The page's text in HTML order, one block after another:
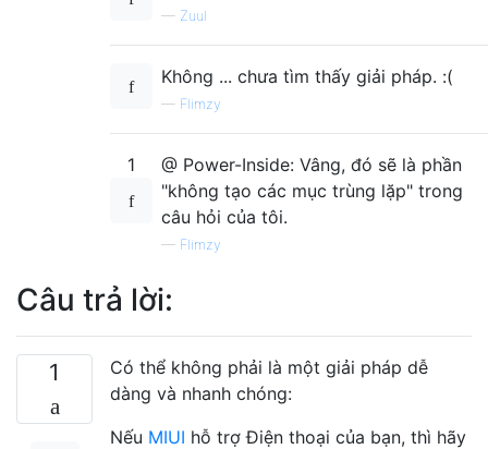
— Zuul
Không ... chưa tìm thấy giải pháp. :(
— Flimzy
1
@ Power-Inside: Vâng, đó sẽ là phần
"không tạo các mục trùng lặp" trong
câu hỏi của tôi.
— Flimzy
Câu trả lời:
1
Có thể không phải là một giải pháp dễ
dàng và nhanh chóng:
Nếu MIUI hỗ trợ Điện thoại của bạn, thì hãy